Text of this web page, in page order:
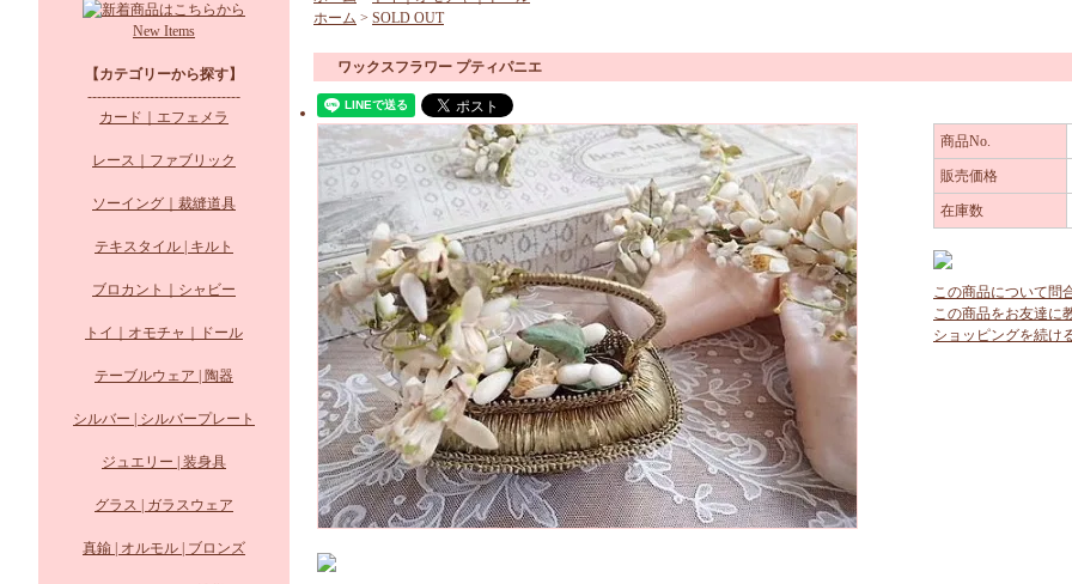
New Items
【カテゴリーから探す】
--------------------------------
カード｜エフェメラ
レース｜ファブリック
ソーイング｜裁縫道具
テキスタイル | キルト
ブロカント｜シャビー
トイ｜オモチャ｜ドール
テーブルウェア | 陶器
シルバー | シルバープレート
ジュエリー | 装身具
グラス | ガラスウェア
真鍮 | オルモル | ブロンズ
ホーム > SOLD OUT
ワックスフラワー プティパニエ
商品No.
販売価格
在庫数
この商品について問
この商品をお友達に
ショッピングを続け